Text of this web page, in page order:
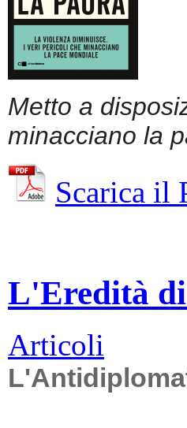
Metto a
minacciano la
Scarica il
L'Eredità di
Articoli